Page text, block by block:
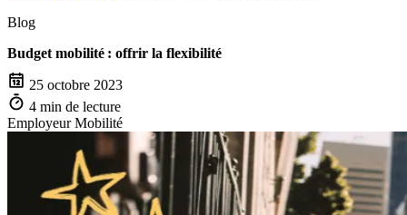
Blog
Budget mobilité : offrir la flexibilité
25 octobre 2023
4 min de lecture
Employeur Mobilité